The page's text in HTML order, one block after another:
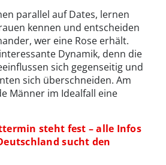
parallel auf Dates, lernen
kennen und entscheiden
wer eine Rose erhält.
Dynamik, denn die
sich gegenseitig und
sich überschneiden. Am
Männer im Idealfall eine
steht fest – alle Infos
sucht den